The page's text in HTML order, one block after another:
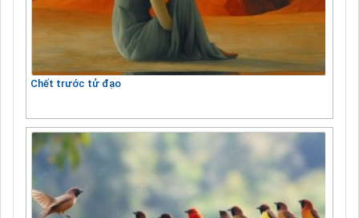
Chết trước tử đạo